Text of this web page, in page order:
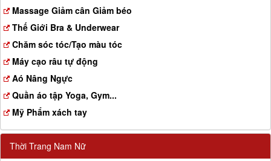
Massage Giảm cân Giảm béo
Thế Giới Bra & Underwear
Chăm sóc tóc/Tạo màu tóc
Máy cạo râu tự động
Aó Nâng Ngực
Quần áo tập Yoga, Gym...
Mỹ Phẩm xách tay
Thời Trang Nam Nữ